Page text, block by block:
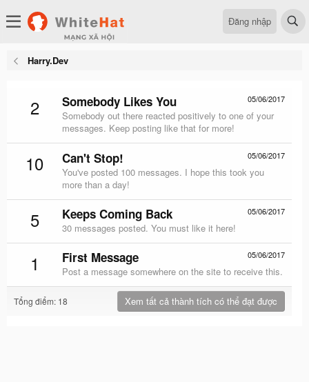
Đăng nhập
Harry.Dev
2 05/06/2017
Somebody Likes You
Somebody out there reacted positively to one of your
messages. Keep posting like that for more!
10 05/06/2017
Can't Stop!
You've posted 100 messages. I hope this took you
more than a day!
5 05/06/2017
Keeps Coming Back
30 messages posted. You must like it here!
1 05/06/2017
First Message
Post a message somewhere on the site to receive this.
Tổng điểm: 18 Xem tất cả thành tích có thể đạt được